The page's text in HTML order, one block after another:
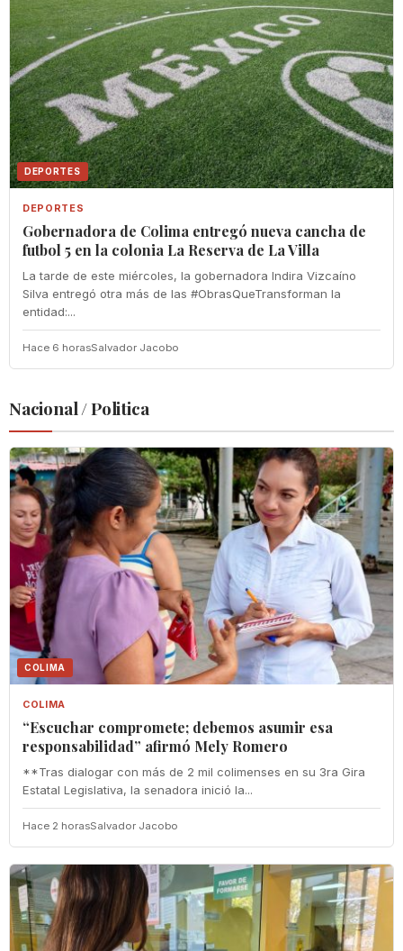
DEPORTES
DEPORTES
Gobernadora de Colima entregó nueva cancha de
futbol 5 en la colonia La Reserva de La Villa
La tarde de este miércoles, la gobernadora Indira Vizcaíno
Silva entregó otra más de las #ObrasQueTransforman la
entidad:...
Hace 6 horasSalvador Jacobo
Nacional / Politica
COLIMA
COLIMA
“Escuchar compromete; debemos asumir esa
responsabilidad” afirmó Mely Romero
**Tras dialogar con más de 2 mil colimenses en su 3ra Gira
Estatal Legislativa, la senadora inició la...
Hace 2 horasSalvador Jacobo